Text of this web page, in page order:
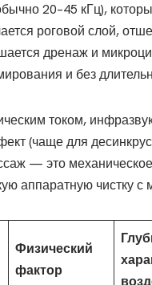
20–45 кГц),
роговой слой,
дренаж и
и без
током,
(чаще для
— это
аппаратную чистку
Физический
фактор